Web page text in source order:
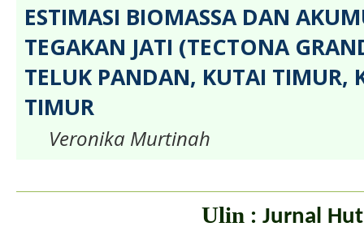
ESTIMASI BIOMASSA DAN
TEGAKAN JATI (TECTONA
TELUK PANDAN, KUTAI TIMUR,
TIMUR
Veronika Murtinah
Ulin : Jurnal